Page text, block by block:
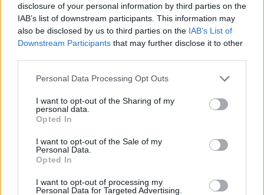
disclosure of your personal information by third parties on the
IAB’s list of downstream participants. This information may
also be disclosed by us to third parties on the IAB’s List of
Downstream Participants that may further disclose it to other
Personal Data Processing Opt Outs
I want to opt-out of the Sharing of my
personal data.
Opted In
I want to opt-out of the Sale of my
Personal Data.
Opted In
I want to opt-out of processing my
Personal Data for Targeted Advertising.
Puntos a favor y puntos en
contra
favor y puntos de Oran para vivir como nómada
digital.
Puntos a favor
Buena calidad del aire (hoy).
Es un lugar seguro.
Hay una buena oferta gastronómica.